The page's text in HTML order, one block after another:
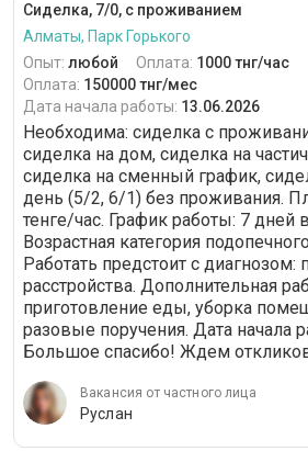
Сиделка, 7/0, с проживанием
Алматы, Парк Горького
Опыт: любой Оплата: 1000 тнг/час
Оплата: 150000 тнг/мес
Дата начала работы: 13.06.2026
Необходима: сиделка с
сиделка на дом, сиделка на
сиделка на сменный график,
день (5/2, 6/1) без проживания.
тенге/час. График работы: 7 дней
Возрастная категория
Работать предстоит с диагнозом:
расстройства. Дополнительная
приготовление еды, уборка
разовые поручения. Дата начала
Большое спасибо! Ждем
Вакансия от частного лица
Руслан